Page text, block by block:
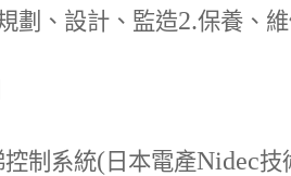
劃、設計、監造2.保養、
制系統( 日本電產Nidec技